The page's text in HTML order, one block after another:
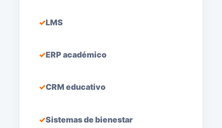
LMS
ERP académico
CRM educativo
Sistemas de bienestar